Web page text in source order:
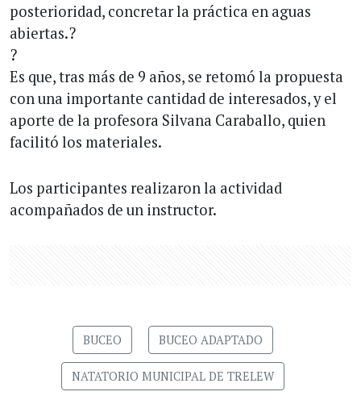
posterioridad, concretar la práctica en aguas
abiertas.?
?
Es que, tras más de 9 años, se retomó la propuesta
con una importante cantidad de interesados, y el
aporte de la profesora Silvana Caraballo, quien
facilitó los materiales.
Los participantes realizaron la actividad
acompañados de un instructor.
BUCEO BUCEO ADAPTADO
NATATORIO MUNICIPAL DE TRELEW